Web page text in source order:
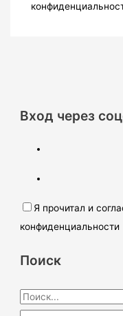
Вход через
Я прочитал и
конфиденциальности
Поиск
П
о